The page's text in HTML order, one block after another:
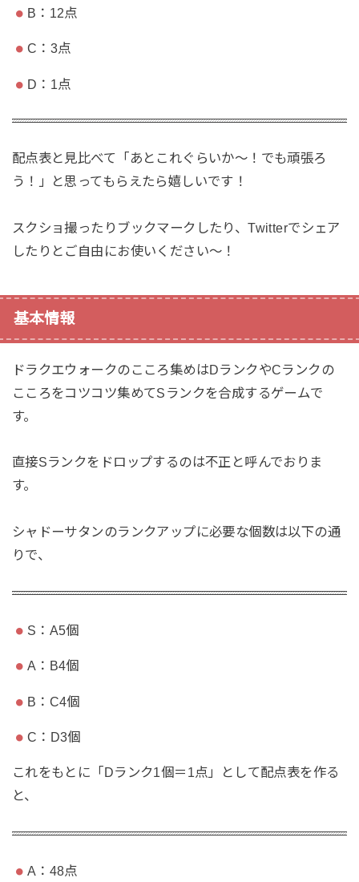
B：12点
C：3点
D：1点
配点表と見比べて「あとこれぐらいか〜！でも頑張ろ
う！」と思ってもらえたら嬉しいです！
スクショ撮ったりブックマークしたり、Twitterでシェア
したりとご自由にお使いください〜！
基本情報
ドラクエウォークのこころ集めはDランクやCランクの
こころをコツコツ集めてSランクを合成するゲームで
す。
直接Sランクをドロップするのは不正と呼んでおりま
す。
シャドーサタンのランクアップに必要な個数は以下の通
りで、
S：A5個
A：B4個
B：C4個
C：D3個
これをもとに「Dランク1個＝1点」として配点表を作る
と、
A：48点